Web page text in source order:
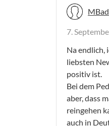
MBad
7.
Na endlich,
liebsten
positiv ist.
Bei dem
aber, dass
reingehen
auch in